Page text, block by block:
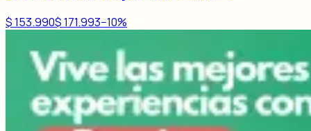
$ 153.990$ 171.993−10%